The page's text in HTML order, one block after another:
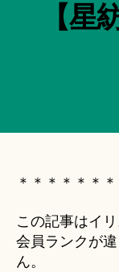
【星
＊＊＊＊＊＊
この記事はイ
会員ランクが
ん。